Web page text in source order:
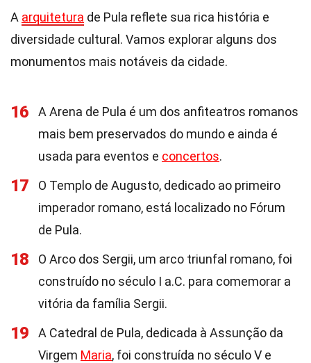
A arquitetura de Pula reflete sua rica história e
diversidade cultural. Vamos explorar alguns dos
monumentos mais notáveis da cidade.
16
A Arena de Pula é um dos anfiteatros romanos
mais bem preservados do mundo e ainda é
usada para eventos e concertos.
17
O Templo de Augusto, dedicado ao primeiro
imperador romano, está localizado no Fórum
de Pula.
18
O Arco dos Sergii, um arco triunfal romano, foi
construído no século I a.C. para comemorar a
vitória da família Sergii.
19
A Catedral de Pula, dedicada à Assunção da
Virgem Maria, foi construída no século V e